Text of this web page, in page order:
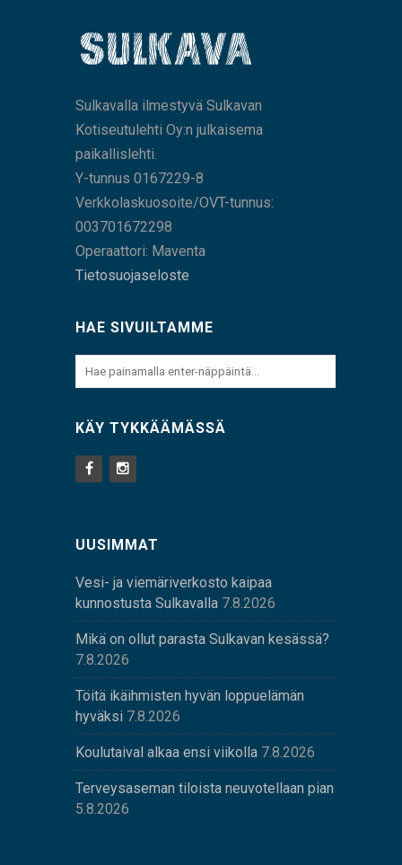
Sulkavalla ilmestyvä Sulkavan
Kotiseutulehti Oy:n julkaisema
paikallislehti.
Y-tunnus 0167229-8
Verkkolaskuosoite/OVT-tunnus:
003701672298
Operaattori: Maventa
Tietosuojaseloste
HAE SIVUILTAMME
KÄY TYKKÄÄMÄSSÄ
UUSIMMAT
Vesi- ja viemäriverkosto kaipaa
kunnostusta Sulkavalla 7.8.2026
Mikä on ollut parasta Sulkavan kesässä?
7.8.2026
Töitä ikäihmisten hyvän loppuelämän
hyväksi 7.8.2026
Koulutaival alkaa ensi viikolla 7.8.2026
Terveysaseman tiloista neuvotellaan pian
5.8.2026